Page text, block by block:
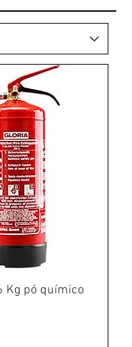
Kg pó químico